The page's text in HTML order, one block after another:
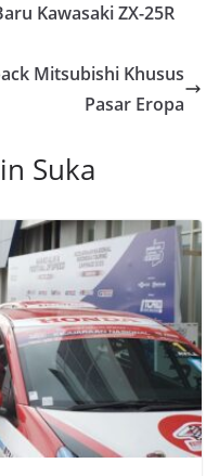
Kawasaki ZX-25R
Mitsubishi Khusus
Pasar Eropa
Suka